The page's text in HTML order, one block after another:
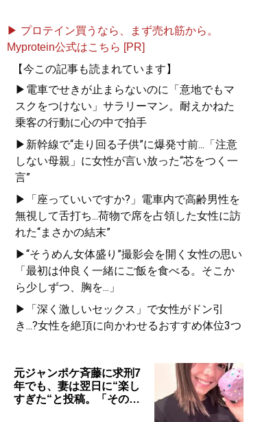
▶ プロテイン買うなら、まず売れ筋から。
Myprotein公式はこちら [PR]
【今この記事も読まれています】
▶電車でせきが止まらないのに「意地でもマ
スクをつけない」サラリーマン。耐えかねた
乗客の行動に心の中で拍手
▶新幹線で“走り回る子供”に爆発寸前...「注意
しない母親」に女性が言い放った“芯をつく一
言”
▶「座っていいですか?」電車内で高齢男性を
無視して舌打ち...荷物で席を占領した女性に訪
れた“まさかの結末”
▶“そうめん女体盛り”撮影会を開く女性の思い
「最初は仲良く一緒にご飯を食べる。そこか
ら少しずつ、胸を...」
▶「深く激しいセックス」で女性がドン引
き...?女性を絶頂に向かわせるおすすめ体位3つ
元ジャンポケ斉藤に求刑7
年でも、妻は翌日に“楽し
すぎた“と投稿。「その…